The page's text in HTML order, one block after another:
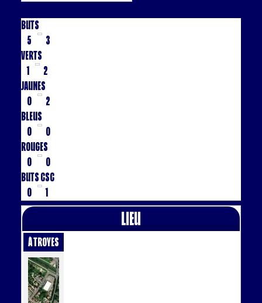
Buts
5
3
Verts
1
2
Jaunes
0
2
Bleus
0
0
Rouges
0
0
Buts CSC
0
1
Lieu
à Troyes